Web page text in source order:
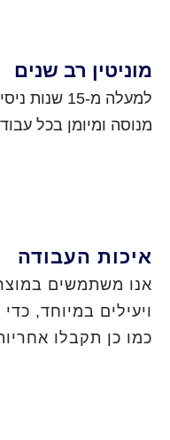
מוניטין רב שנים
למעלה מ-15
מנוסה ומיומן בכל
איכות העבודה
אנו משתמשים
ויעילים במיוחד,
כמו כן תקבלו